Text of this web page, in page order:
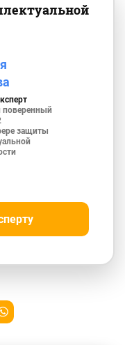
поверенный
защиты